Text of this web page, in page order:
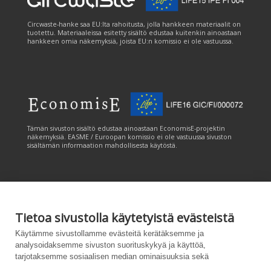
Tietoa sivustolla käytetyistä evästeistä
Käytämme sivustollamme evästeitä kerätäksemme ja
analysoidaksemme sivuston suorituskykyä ja käyttöä,
tarjotaksemme sosiaalisen median ominaisuuksia sekä
Circwaste-hanke saa EU:lta rahoitusta, jolla hankkeen materiaalit on
tuotettu. Materiaaleissa esitetty sisältö edustaa kuitenkin ainoastaan
hankkeen omia näkemyksiä, joista EU:n komissio ei ole vastuussa.
Tämän sivuston sisältö edustaa ainoastaan EconomisE-projektin
näkemyksiä. EASME / Euroopan komissio ei ole vastuussa sivuston
sisältämän informaation mahdollisesta käytöstä.
Tämän sivuston tuottamiseen on saatu rahoitusta Euroopan unionin
LIFE-ohjelmasta. Tämän sivuston sisältö edustaa ainoastaan
CANEMURE-hankkeen näkemyksiä ja EASME/EU:n komissio ei ole
vastuussa sivuston sisältämän informaation mahdollisesta käytöstä.